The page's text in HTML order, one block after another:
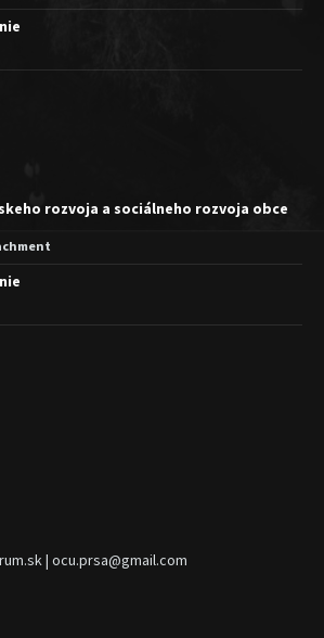
rozvoja a sociálneho rozvoja obce
| ocu.prsa@gmail.com